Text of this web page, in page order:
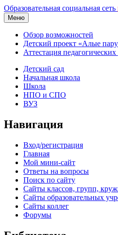
Образовательная социальная сеть
Меню
Обзор возможностей
Детский проект «Алые
Аттестация
Детский сад
Начальная школа
Школа
НПО и СПО
ВУЗ
Навигация
Вход/регистрация
Главная
Мой мини-сайт
Ответы на вопросы
Поиск по сайту
Сайты классов, групп,
Сайты образовательных
Сайты коллег
Форумы